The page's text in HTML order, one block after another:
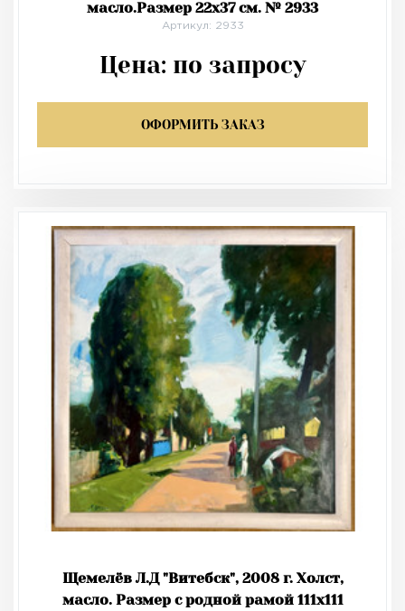
масло.Размер 22х37 см. № 2933
Артикул: 2933
Цена: по запросу
ОФОРМИТЬ ЗАКАЗ
Щемелёв Л.Д "Витебск", 2008 г. Холст,
масло. Размер с родной рамой 111х111